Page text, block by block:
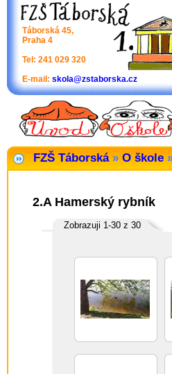
Táborská 45,
Praha 4
Tel: 241 029 320
E-mail: skola@zstaborska.cz
FZŠ Táborská » O škole
2.A Hamerský rybník
Zobrazuji 1-30 z 30